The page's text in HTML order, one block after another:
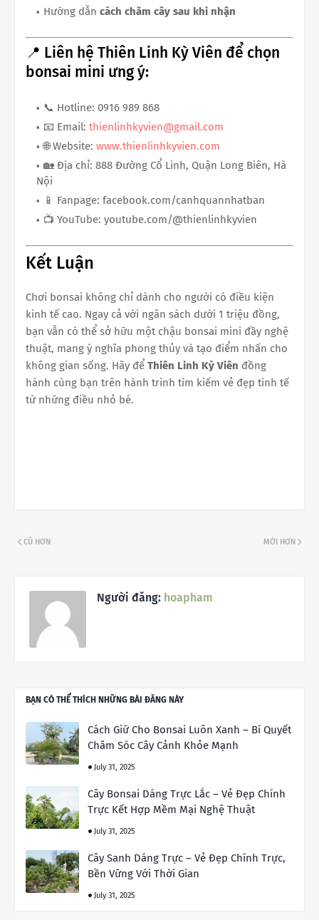
Hướng dẫn cách chăm cây sau khi nhận
📍 Liên hệ Thiên Linh Kỳ Viên để chọn
bonsai mini ưng ý:
📞 Hotline: 0916 989 868
📧 Email: thienlinhkyvien@gmail.com
🌐 Website: www.thienlinhkyvien.com
🏡 Địa chỉ: 888 Đường Cổ Linh, Quận Long Biên, Hà
Nội
📱 Fanpage: facebook.com/canhquannhatban
📺 YouTube: youtube.com/@thienlinhkyvien
Kết Luận
Chơi bonsai không chỉ dành cho người có điều kiện
kinh tế cao. Ngay cả với ngân sách dưới 1 triệu đồng,
bạn vẫn có thể sở hữu một chậu bonsai mini đầy nghệ
thuật, mang ý nghĩa phong thủy và tạo điểm nhấn cho
không gian sống. Hãy để Thiên Linh Kỳ Viên đồng
hành cùng bạn trên hành trình tìm kiếm vẻ đẹp tinh tế
từ những điều nhỏ bé.
MỚI HƠN
CŨ HƠN
Người đăng: hoapham
BẠN CÓ THỂ THÍCH NHỮNG BÀI ĐĂNG NÀY
Cách Giữ Cho Bonsai Luôn Xanh – Bí Quyết
Chăm Sóc Cây Cảnh Khỏe Mạnh
July 31, 2025
Cây Bonsai Dáng Trực Lắc – Vẻ Đẹp Chính
Trực Kết Hợp Mềm Mại Nghệ Thuật
July 31, 2025
Cây Sanh Dáng Trực – Vẻ Đẹp Chính Trực,
Bền Vững Với Thời Gian
July 31, 2025